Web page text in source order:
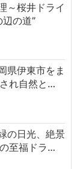
～桜井ドライ
の道”
県伊東市をま
れ自然と…
の日光、絶景
至福ドラ…